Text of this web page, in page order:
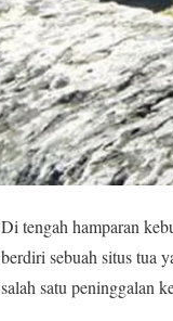
Di tengah hamparan
berdiri sebuah situs tua
salah satu peninggalan